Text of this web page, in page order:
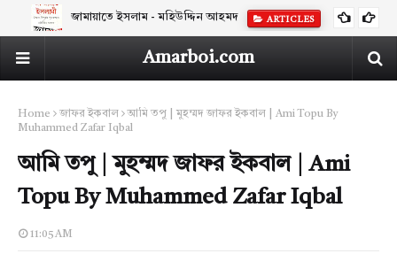
জামায়াতে ইসলাম - মহিউদ্দিন আহমদ ARTICLES
Amarboi.com
Home জাফর ইকবাল
আমি তপু | মুহম্মদ জাফর ইকবাল | Ami Topu By
Muhammed Zafar Iqbal
আমি তপু | মুহম্মদ জাফর ইকবাল | Ami
Topu By Muhammed Zafar Iqbal
11:05 AM